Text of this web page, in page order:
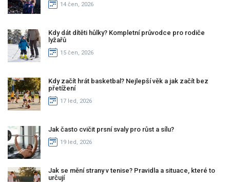
14 čen, 2026
Kdy dát dítěti hůlky? Kompletní průvodce pro rodiče
lyžařů
15 čen, 2026
Kdy začít hrát basketbal? Nejlepší věk a jak začít bez
přetížení
17 led, 2026
Jak často cvičit prsní svaly pro růst a sílu?
19 led, 2026
Jak se mění strany v tenise? Pravidla a situace, které to
určují